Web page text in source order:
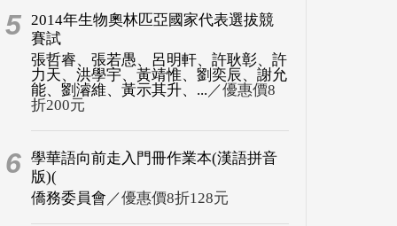
5 2014年生物奧林匹亞國家代表選拔競
賽試
張哲睿、張若愚、呂明軒、許耿彰、許
力天、洪學宇、黃靖惟、劉奕辰、謝允
能、劉濬維、黃示其升、... ／優惠價8
折200元
6 學華語向前走入門冊作業本(漢語拼音
版)(
僑務委員會 ／優惠價8折128元